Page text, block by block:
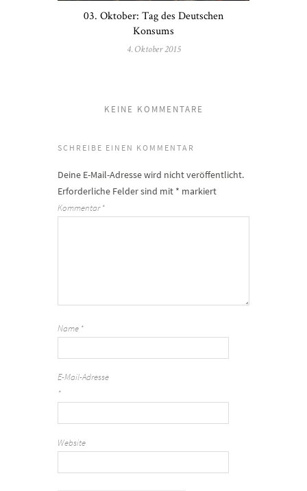
03. Oktober: Tag des Deutschen
Konsums
4. Oktober 2015
KEINE KOMMENTARE
SCHREIBE EINEN KOMMENTAR
Deine E-Mail-Adresse wird nicht veröffentlicht.
Erforderliche Felder sind mit * markiert
Kommentar*
Name *
E-Mail-Adresse
*
Website